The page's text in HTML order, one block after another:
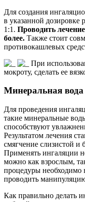
Для создания
в указанной дозировке
1:1. Проводить
более. Также стоит
противокашлевых
При
мокроту, сделать ее
Минеральная вода
Для проведения
такие минеральные
способствуют
Результатом лечения
смягчение слизистой и
Применять ингаляции
можно как взрослым,
процедуры необходимо
проводить
Как правильно делать